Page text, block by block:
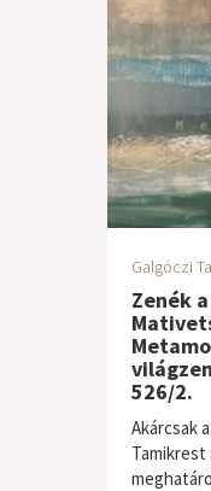
Galgóczi
Zenék
526/2.
Akárcsak